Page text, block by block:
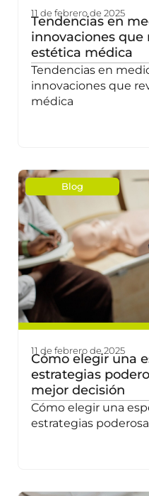
11 de febrero de 2025
Tendencias en
innovaciones que
estética médica
Tendencias en
innovaciones que
médica
Blog
11 de febrero de 2025
Cómo elegir una
estrategias
mejor decisión
Cómo elegir una
estrategias